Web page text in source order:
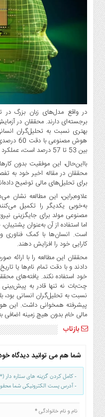
روز
در واقع مدل‌های زبان بزرگ در
بهتری نسبت به تحلیل‌گران
هوش
بین 53 تا 57 درصد است، عملکرد بهتری دارد.
بااین‌حال، این موفقیت بدون
محققان در مقاله اخیر خود به
برای تحلیل‌های مالی توضیح
به‌خوبی یکدیگر را تکمیل
مصنوعی مولد برای جایگزینی
اما استفاده از آن به‌عنوان
است. انسان‌ها با کمک فناوری
کارایی خود را افزایش دهند.
دادند و با دقت تمام نام‌ها یا
چت‌بات نه تنها قادر به
نسبت به تحلیل‌گران انسانی بود،
پیشرفته همخوانی داشت. این
مالی خام بدون هیچ زمینه اضافی
بازتاب
شما هم می توانید دیدگاه
- کامل کردن گزینه های ستاره دار
- آدرس پست الکترونیکی شما